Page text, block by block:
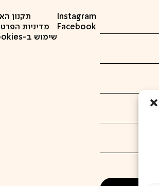
Instagram
Facebook
תקנון
מדיניות
שימוש ב-Cookies